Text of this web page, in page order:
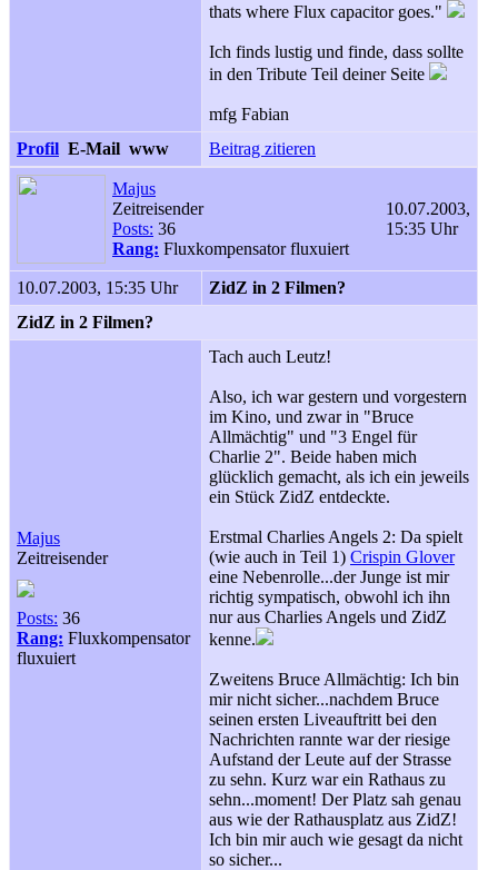
thats where Flux capacitor goes."
Ich finds lustig und finde, dass sollte
in den Tribute Teil deiner Seite
mfg Fabian
Profil E-Mail www Beitrag zitieren
Majus
Zeitreisender
Posts: 36
Rang: Fluxkompensator fluxuiert
10.07.2003,
15:35 Uhr
10.07.2003, 15:35 Uhr
ZidZ in 2 Filmen?
ZidZ in 2 Filmen?
Majus
Zeitreisender
Posts: 36
Rang: Fluxkompensator
fluxuiert
Tach auch Leutz!
Also, ich war gestern und vorgestern
im Kino, und zwar in "Bruce
Allmächtig" und "3 Engel für
Charlie 2". Beide haben mich
glücklich gemacht, als ich ein jeweils
ein Stück ZidZ entdeckte.
Erstmal Charlies Angels 2: Da spielt
(wie auch in Teil 1) Crispin Glover
eine Nebenrolle...der Junge ist mir
richtig sympatisch, obwohl ich ihn
nur aus Charlies Angels und ZidZ
kenne.
Zweitens Bruce Allmächtig: Ich bin
mir nicht sicher...nachdem Bruce
seinen ersten Liveauftritt bei den
Nachrichten rannte war der riesige
Aufstand der Leute auf der Strasse
zu sehn. Kurz war ein Rathaus zu
sehn...moment! Der Platz sah genau
aus wie der Rathausplatz aus ZidZ!
Ich bin mir auch wie gesagt da nicht
so sicher...